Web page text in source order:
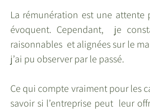
La rémunération est une
évoquent. Cependant,  je
raisonnables  et alignées sur le
j’ai pu observer par le passé.
Ce qui compte vraiment pour les
savoir si l’entreprise peut  leur